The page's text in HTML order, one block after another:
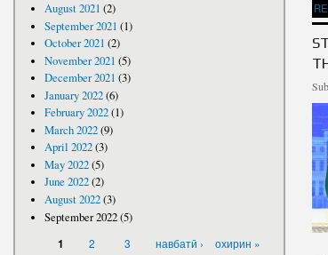
August 2021 (2)
September 2021 (1)
October 2021 (2)
November 2021 (5)
December 2021 (3)
January 2022(6)
February 2022(1)
March 2022(9)
April 2022(3)
May 2022(5)
June 2022(2)
August 2022(3)
September 2022(5)
1 2 3 навбатӣ › охирин »